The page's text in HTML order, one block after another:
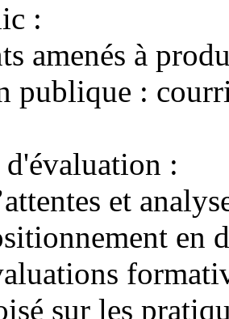
:
amenés à
publique :
:
et
en
sur les